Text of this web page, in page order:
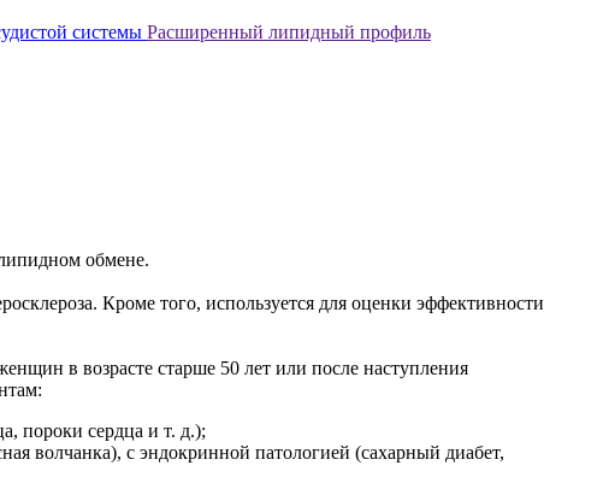
системы Расширенный липидный профиль
обмене.
Кроме того, используется для оценки эффективности
в возрасте старше 50 лет или после наступления
пороки сердца и т. д.);
волчанка), с эндокринной патологией (сахарный диабет,